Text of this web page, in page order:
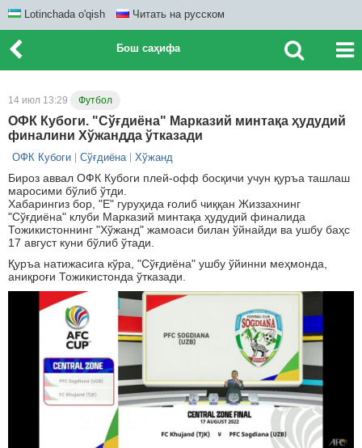
Lotinchada o'qish Читать на русском
Бош саҳифа
14 июл 13:29 Футбол
ОФК Кубоги. "Сўғдиёна" Марказий минтақа ҳудудий
финалини Хўжандда ўтказади
ОФК Кубоги Сўғдиёна Хўжанд
Бироз аввал ОФК Кубоги плей-офф босқичи учун қуръа ташлаш
маросими бўлиб ўтди.
Хабарингиз бор, "E" гуруҳида ғолиб чиққан Жиззахнинг
"Сўғдиёна" клуби Марказий минтақа ҳудудий финалида
Тожикистоннинг "Хўжанд" жамоаси билан ўйнайди ва ушбу баҳс
17 август куни бўлиб ўтади.
Қуръа натижасига кўра, "Сўғдиёна" ушбу ўйинни меҳмонда,
аниқроғи Тожикистонда ўтказади.